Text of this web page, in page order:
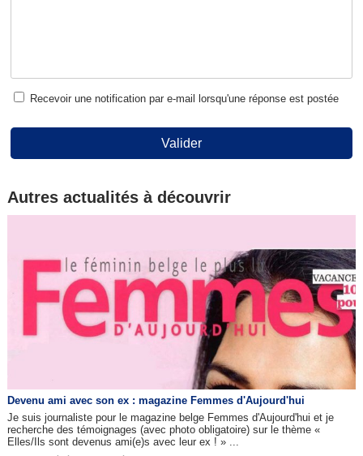
Recevoir une notification par e-mail lorsqu'une réponse est postée
Valider
Autres actualités à découvrir
Devenu ami avec son ex : magazine Femmes d'Aujourd'hui
Je suis journaliste pour le magazine belge Femmes d'Aujourd'hui et je
recherche des témoignages (avec photo obligatoire) sur le thème «
Elles/Ils sont devenus ami(e)s avec leur ex ! » ...